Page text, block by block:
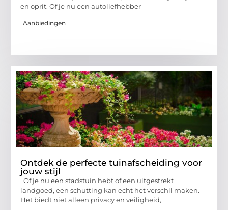
en oprit. Of je nu een autoliefhebber
Aanbiedingen
Ontdek de perfecte tuinafscheiding voor
jouw stijl
Of je nu een stadstuin hebt of een uitgestrekt
landgoed, een schutting kan echt het verschil maken.
Het biedt niet alleen privacy en veiligheid,